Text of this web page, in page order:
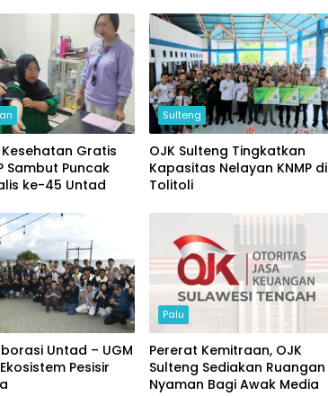
Gratis
Sambut Puncak
ke-45 Untad
Sulteng
OJK Sulteng Tingkatkan
Kapasitas Nelayan KNMP di
Tolitoli
Untad – UGM
Pesisir
Palu
Pererat Kemitraan, OJK
Sulteng Sediakan Ruangan
Nyaman Bagi Awak Media